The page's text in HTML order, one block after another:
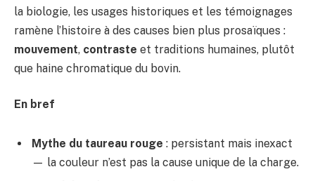
la biologie, les usages historiques et les témoignages
ramène l’histoire à des causes bien plus prosaïques :
mouvement, contraste et traditions humaines, plutôt
que haine chromatique du bovin.
En bref
Mythe du taureau rouge : persistant mais inexact
— la couleur n’est pas la cause unique de la charge.